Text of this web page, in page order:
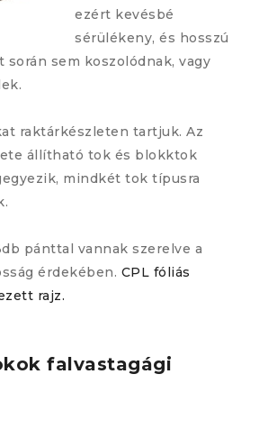
ezért kevésbé
sérülékeny, és hosszú
során sem koszolódnak, vagy
raktárkészleten tartjuk. Az
állítható tok és blokktok
mindkét tok típusra
pánttal vannak szerelve a
érdekében. CPL fóliás
rajz.
falvastagági